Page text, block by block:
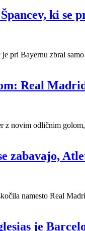
ki
pri Bayernu zbral
Real
z novim odličnim
zabavajo,
namesto Real
je